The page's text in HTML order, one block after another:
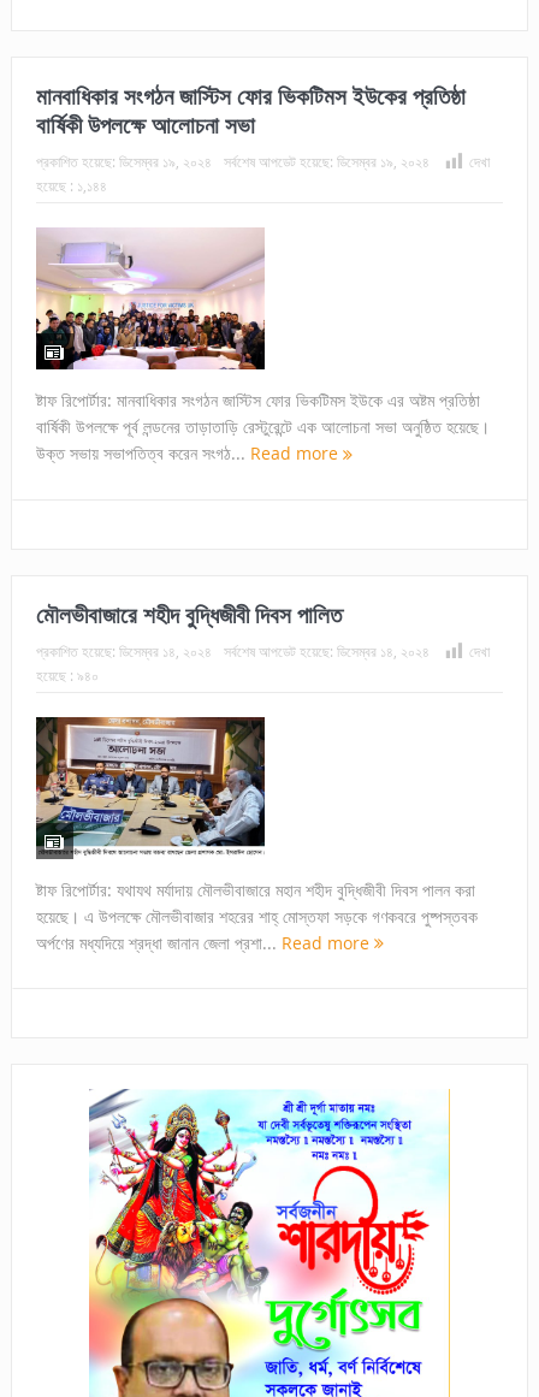
মানবাধিকার সংগঠন জাস্টিস ফোর ভিকটিমস ইউকের প্রতিষ্ঠা
বার্ষিকী উপলক্ষে আলোচনা সভা
প্রকাশিত হয়েছে: ডিসেম্বর ১৯, ২০২৪ সর্বশেষ আপডেট হয়েছে: ডিসেম্বর ১৯, ২০২৪
দেখা
হয়েছে : ১,১৪৪
ষ্টাফ রিপোর্টার: মানবাধিকার সংগঠন জাস্টিস ফোর ভিকটিমস ইউকে এর অষ্টম প্রতিষ্ঠা
বার্ষিকী উপলক্ষে পূর্ব লন্ডনের তাড়াতাড়ি রেস্টুরেন্টে এক আলোচনা সভা অনুষ্ঠিত হয়েছে।
উক্ত সভায় সভাপতিত্ব করেন সংগঠ... Read more
মৌলভীবাজারে শহীদ বুদ্ধিজীবী দিবস পালিত
প্রকাশিত হয়েছে: ডিসেম্বর ১৪, ২০২৪ সর্বশেষ আপডেট হয়েছে: ডিসেম্বর ১৪, ২০২৪
দেখা
হয়েছে : ৯৪০
ষ্টাফ রিপোর্টার: যথাযথ মর্যাদায় মৌলভীবাজারে মহান শহীদ বুদ্ধিজীবী দিবস পালন করা
হয়েছে। এ উপলক্ষে মৌলভীবাজার শহরের শাহ্ মোস্তফা সড়কে গণকবরে পুষ্পস্তবক
অর্পণের মধ্যদিয়ে শ্রদ্ধা জানান জেলা প্রশা... Read more